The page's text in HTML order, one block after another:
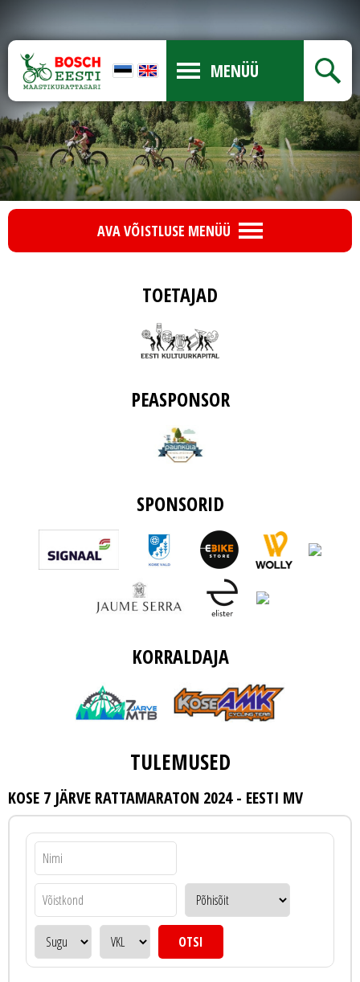
MENÜÜ
AVA VÕISTLUSE MENÜÜ
TOETAJAD
PEASPONSOR
SPONSORID
KORRALDAJA
TULEMUSED
KOSE 7 JÄRVE RATTAMARATON 2024 - EESTI MV